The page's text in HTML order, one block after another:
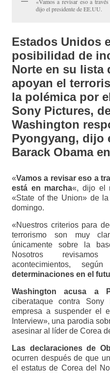
«Vamos a revisar eso a
dijo el presidente de EE.UU.
Estados Unidos
posibilidad de
Norteen su lista
apoyan el
la polémica por
Sony Pictures,
Washington
Pyongyang, dijo
Barack Obama
«Vamos a revisar eso a
está en marcha«, dijo el
«State of the Union» de
domingo.
«Nuestros criterios para
terrorismo son muy
únicamente sobre la
Nosotros revisamos
acontecimientos,
determinaciones en el
Washington acusa a
ciberataque contra
empresa a suspender el
Interview», una parodia
asesinar al líder de Corea
Las declaraciones de
ocurren después de que
el estatus de Corea del